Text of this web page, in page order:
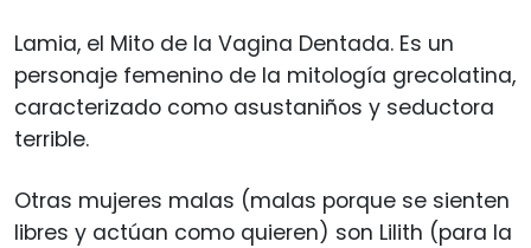
Lamia, el Mito de la Vagina Dentada. Es un
personaje femenino de la mitología grecolatina,
caracterizado como asustaniños y seductora
terrible.
Otras mujeres malas (malas porque se sienten
libres y actúan como quieren) son Lilith (para la